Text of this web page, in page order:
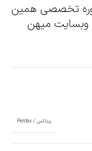
تخصصی همین
وبسایت میهن
پنتاکس / Pentax